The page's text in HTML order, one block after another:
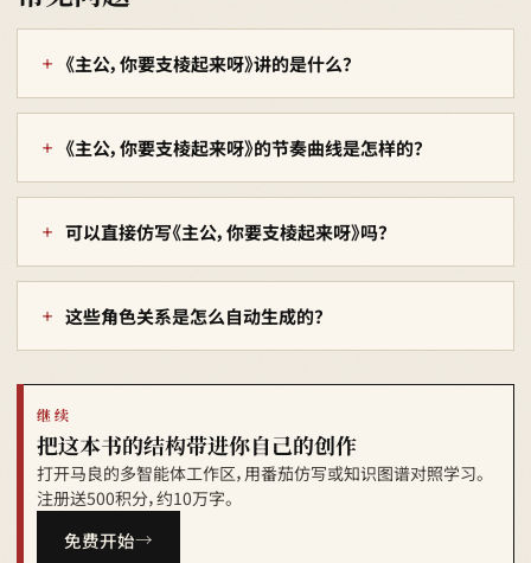
《主公，你要支棱起来呀》讲的是什么？
《主公，你要支棱起来呀》的节奏曲线是怎样的？
可以直接仿写《主公，你要支棱起来呀》吗？
这些角色关系是怎么自动生成的？
继续
把这本书的结构带进你自己的创作
打开马良的多智能体工作区，用番茄仿写或知识图谱对照学习。
注册送500积分，约10万字。
免费开始